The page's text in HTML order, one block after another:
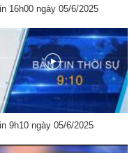
16h00 ngày 05/6/2025
9h10 ngày 05/6/2025